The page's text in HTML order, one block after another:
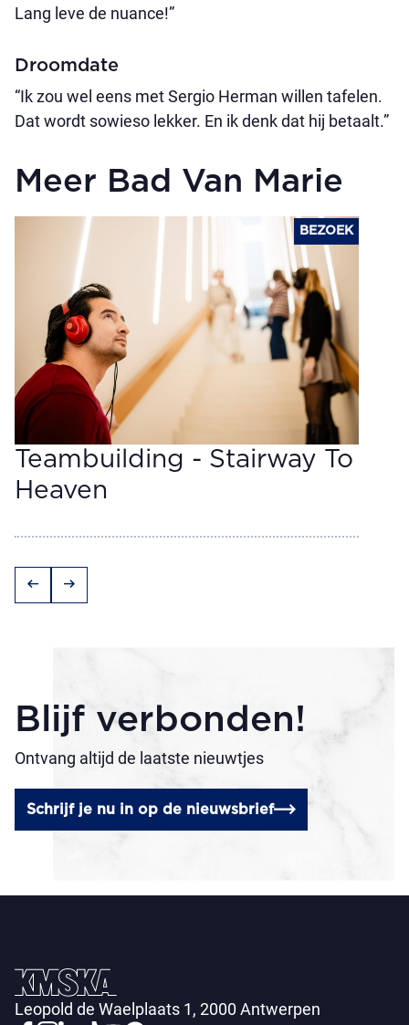
Lang leve de nuance!”
Droomdate
“Ik zou wel eens met Sergio Herman willen tafelen.
Dat wordt sowieso lekker. En ik denk dat hij betaalt.”
Meer Bad Van Marie
BEZOEK
Teambuilding - Stairway To
Heaven
arrow_left_alt arrow_right_alt
Blijf verbonden!
Ontvang altijd de laatste nieuwtjes
Schrijf je nu in op de nieuwsbrief
Leopold de Waelplaats 1, 2000 Antwerpen